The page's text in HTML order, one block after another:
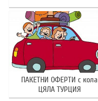
ПАКЕТНИ ОФЕРТИ с кола
ЦЯЛА ТУРЦИЯ